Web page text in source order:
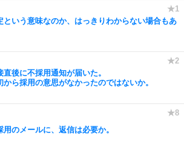
という意味なのか、はっきりわからない場合もあ
直後に不採用通知が届いた。
から採用の意思がなかったのではないか。
用のメールに、返信は必要か。